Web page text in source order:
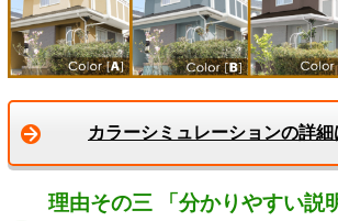
カラーシミュレーションの詳細
理由その三 「分かりやすい説